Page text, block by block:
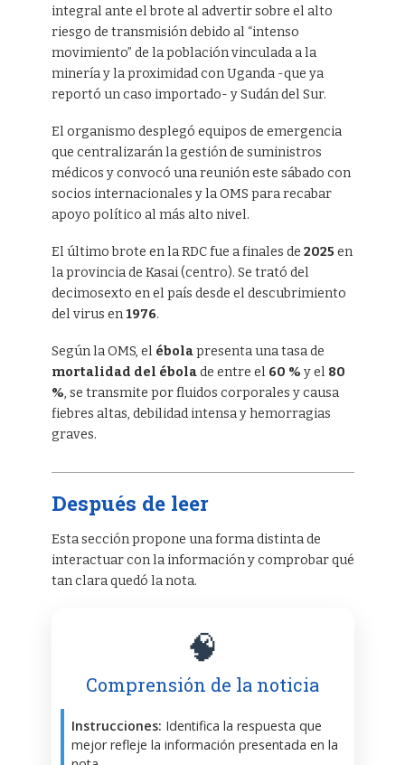
integral ante el brote al advertir sobre el alto
riesgo de transmisión debido al “intenso
movimiento” de la población vinculada a la
minería y la proximidad con Uganda -que ya
reportó un caso importado- y Sudán del Sur.
El organismo desplegó equipos de emergencia
que centralizarán la gestión de suministros
médicos y convocó una reunión este sábado con
socios internacionales y la OMS para recabar
apoyo político al más alto nivel.
El último brote en la RDC fue a finales de 2025 en
la provincia de Kasai (centro). Se trató del
decimosexto en el país desde el descubrimiento
del virus en1976.
Según la OMS, el ébolapresenta una tasa de
mortalidad del ébolade entre el 60 % y el 80
%, se transmite por fluidos corporales y causa
fiebres altas, debilidad intensa y hemorragias
graves.
Después de leer
Esta sección propone una forma distinta de
interactuar con la información y comprobar qué
tan clara quedó la nota.
🧠
Comprensión de la noticia
Instrucciones: Identifica la respuesta que
mejor refleje la información presentada en la